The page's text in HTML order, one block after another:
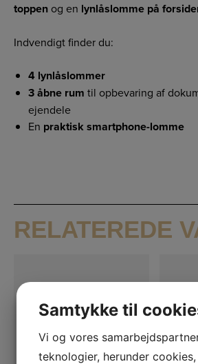
toppen og en lynlåslomme på
Indvendigt finder du:
4 lynlåslommer
3 åbne rum til opbevaring af
ejendele
En praktisk smartphone-lomme
RELATEREDE
Samtykke til
Vi og vores
teknologier, herunder